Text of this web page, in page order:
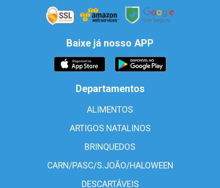
Baixe já nosso APP
Departamentos
ALIMENTOS
ARTIGOS NATALINOS
BRINQUEDOS
CARN/PASC/S.JOÃO/HALOWEEN
DESCARTÁVEIS